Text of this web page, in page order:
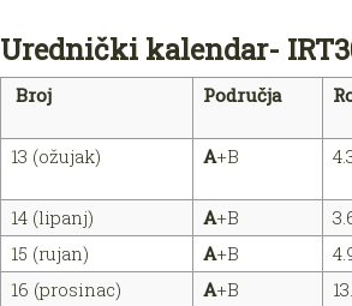
Urednički kalendar-
Broj Područja
13 (ožujak)
A+B
14 (lipanj) A+B
15 (rujan)
A+B
16 (prosinac)
A+B